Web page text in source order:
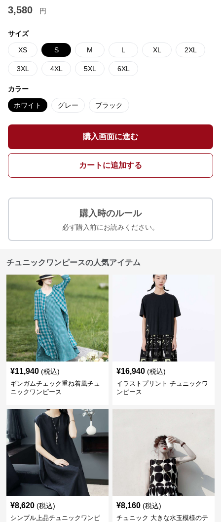
3,580 円
サイズ
XS S M L XL 2XL
3XL 4XL 5XL 6XL
カラー
ホワイト グレー ブラック
購入画面に進む
カートに追加する
購入時のルール
必ず購入前にお読みください。
チュニックワンピースの人気アイテム
¥11,940 (税込)
ギンガムチェック重ね着風チュ
ニックワンピース
¥16,940 (税込)
イラストプリント チュニックワ
ンピース
¥8,620 (税込)
シンプル上品チュニックワンピ
¥8,160 (税込)
チュニック 大きな水玉模様のテ